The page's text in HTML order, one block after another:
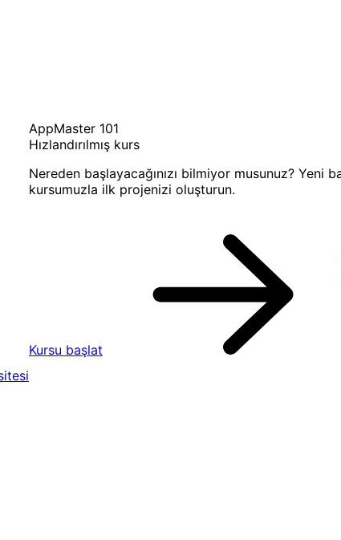
AppMaster 101
Hızlandırılmış kurs
Nereden başlayacağınızı bilmiyor musunuz? Yeni
kursumuzla ilk projenizi oluşturun.
Kursu başlat